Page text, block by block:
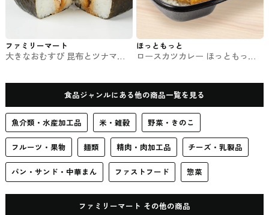
ファミリーマート
大きなおむすび 昆布とツナマヨ
ほっともっと
ロースカツカレー ほっともっと
食品ジャンルにある他の商品一覧を見る
魚介類・水産加工品 米・雑穀 野菜・きのこ
フルーツ・果物 麺類 精肉・肉加工品 チーズ・乳製品
パン・サンド・中華まん ファストフード 惣菜
ファミリーマート その他の商品